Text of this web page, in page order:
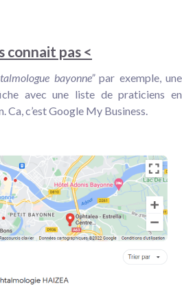
connait pas <
bayonne”par exemple, une
avec une liste de praticiens en
c’est Google My Business.